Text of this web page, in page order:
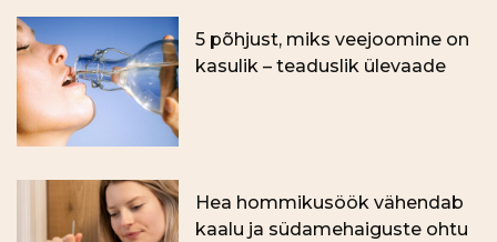
5 põhjust, miks veejoomine on
kasulik – teaduslik ülevaade
Hea hommikusöök vähendab
kaalu ja südamehaiguste ohtu